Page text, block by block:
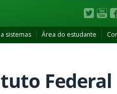
sistemas Área do estudante
Federal